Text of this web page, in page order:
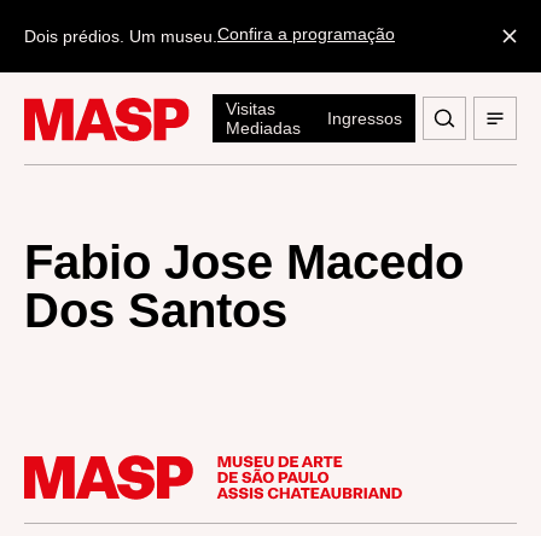
Dois prédios. Um museu. Confira a programação
Visitas
Mediadas
Ingressos
Fabio Jose Macedo
Dos Santos